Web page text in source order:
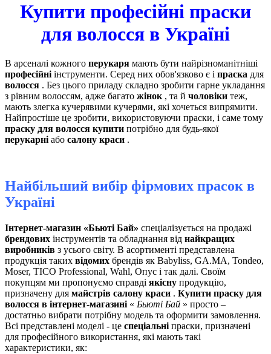
Купити професійні праски
для волосся в Україні
В арсеналі кожного перукаря мають бути найрізноманітніші
професійніінструменти. Серед них обов'язково є і праска для
волосся . Без цього приладу складно зробити гарне укладання
з рівним волоссям, адже багато жінок, та й чоловіки теж,
мають злегка кучерявими кучерями, які хочеться випрямити.
Найпростіше це зробити, використовуючи праски, і саме тому
праску для волосся купити потрібно для будь-якої
перукарніабо салону краси .
Найбільший вибір фірмових прасок в
Україні
Інтернет-магазин «Бьюті Бай» спеціалізується на продажі
брендових інструментів та обладнання від найкращих
виробників з усього світу. В асортименті представлена ​​
продукція таких відомих брендів як Babyliss, GA.MA, Tondeo,
Moser, TICO Professional, Wahl, Опус і так далі. Своїм
покупцям ми пропонуємо справді якісну продукцію,
призначену для майстрів салону краси . Купити праску для
волосся в інтернет-магазині « Бьюті Бай » просто –
достатньо вибрати потрібну модель та оформити замовлення.
Всі представлені моделі - це спеціальні праски, призначені
для професійного використання, які мають такі
характеристики, як: